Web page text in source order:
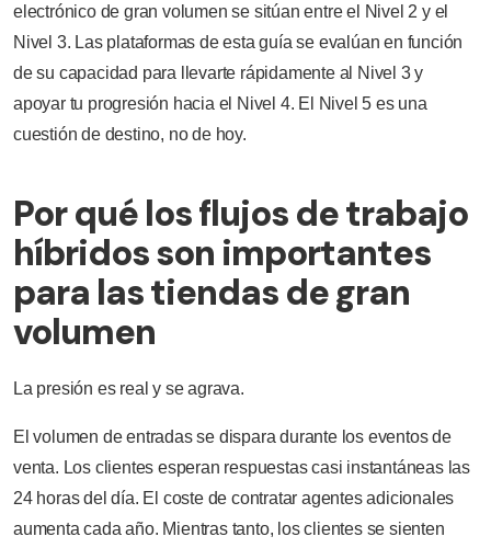
electrónico de gran volumen se sitúan entre el Nivel 2 y el
Nivel 3. Las plataformas de esta guía se evalúan en función
de su capacidad para llevarte rápidamente al Nivel 3 y
apoyar tu progresión hacia el Nivel 4. El Nivel 5 es una
cuestión de destino, no de hoy.
Por qué los flujos de trabajo
híbridos son importantes
para las tiendas de gran
volumen
La presión es real y se agrava.
El volumen de entradas se dispara durante los eventos de
venta. Los clientes esperan respuestas casi instantáneas las
24 horas del día. El coste de contratar agentes adicionales
aumenta cada año. Mientras tanto, los clientes se sienten